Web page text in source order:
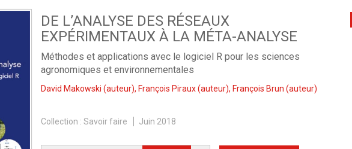
DE L’ANALYSE DES RÉSEAUX
EXPÉRIMENTAUX À LA MÉTA-ANALYSE
Méthodes et applications avec le logiciel R pour les sciences
agronomiques et environnementales
David Makowski (auteur), François Piraux(auteur), François Brun (auteur)
Collection : Savoir faire Juin 2018